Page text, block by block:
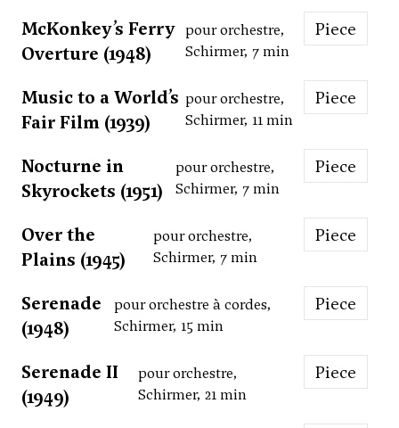
McKonkey’s Ferry
Overture (1948)
pour orchestre,
Schirmer, 7 min
Piece
Music to a World’s
Fair Film (1939)
pour orchestre,
Schirmer, 11 min
Piece
Nocturne in
Skyrockets (1951)
pour orchestre,
Schirmer, 7 min
Piece
Over the
Plains (1945)
pour orchestre,
Schirmer, 7 min
Piece
Serenade
(1948)
pour orchestre à cordes,
Schirmer, 15 min
Piece
Serenade II
(1949)
pour orchestre,
Schirmer, 21 min
Piece